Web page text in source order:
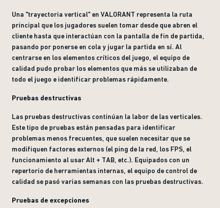
Una "trayectoria vertical" en VALORANT representa la ruta
principal que los jugadores suelen tomar desde que abren el
cliente hasta que interactúan con la pantalla de fin de partida,
pasando por ponerse en cola y jugar la partida en sí. Al
centrarse en los elementos críticos del juego, el equipo de
calidad pudo probar los elementos que más se utilizaban de
todo el juego e identificar problemas rápidamente.
Pruebas destructivas
Las pruebas destructivas continúan la labor de las verticales.
Este tipo de pruebas están pensadas para identificar
problemas menos frecuentes, que suelen necesitar que se
modifiquen factores externos (el ping de la red, los FPS, el
funcionamiento al usar Alt + TAB, etc.). Equipados con un
repertorio de herramientas internas, el equipo de control de
calidad se pasó varias semanas con las pruebas destructivas.
Pruebas de excepciones